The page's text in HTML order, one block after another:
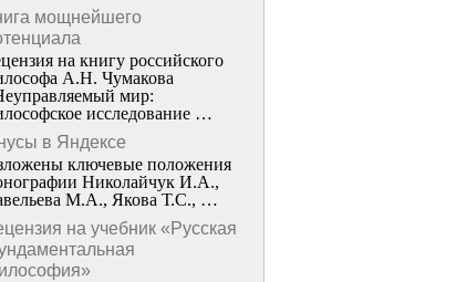
мощнейшего
на книгу российского
А.Н. Чумакова
мир:
исследование …
в Яндексе
ключевые положения
Николайчук И.А.,
М.А., Якова Т.С., …
на учебник «Русская